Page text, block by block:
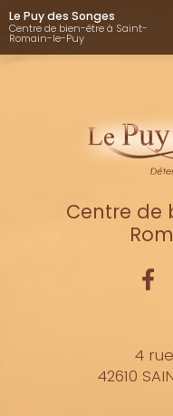
Aller
au
contenu
principal
Le Puy des Songes
Centre de bien-être à Saint-
Romain-le-Puy
Centre de
4
42610